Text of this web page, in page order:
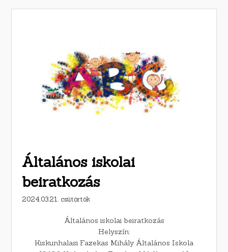
Általános iskolai
beiratkozás
2024.03.21. csütörtök
Általános iskolai beiratkozás
Helyszín:
Kiskunhalasi Fazekas Mihály Általános Iskola